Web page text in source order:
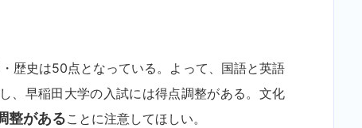
歴史は50点となっている。よって、国語と英語
、早稲田大学の入試には得点調整がある。文化
整があることに注意してほしい。